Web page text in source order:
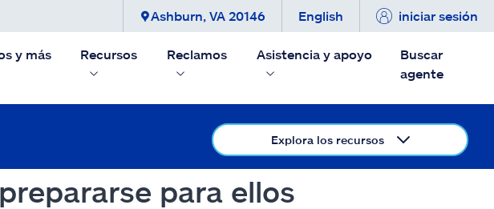
Ashburn, VA 20146 English iniciar sesión
y más Recursos Reclamos Asistencia y apoyo
Buscar
agente
Explora los recursos
para ellos